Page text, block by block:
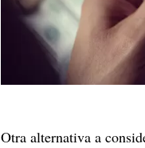
Otra alternativa a